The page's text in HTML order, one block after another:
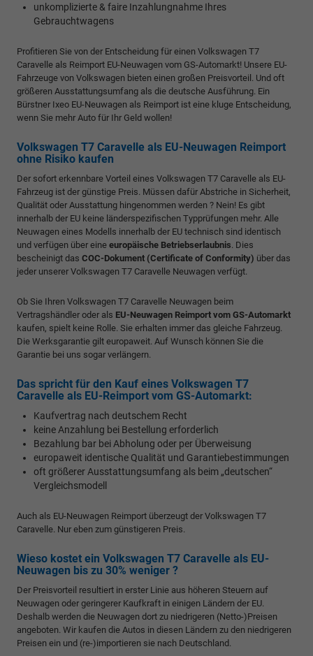
unkomplizierte & faire Inzahlungnahme Ihres
Gebrauchtwagens
Profitieren Sie von der Entscheidung für einen Volkswagen T7
Caravelle als Reimport EU-Neuwagen vom GS-Automarkt! Unsere EU-
Fahrzeuge von Volkswagen bieten einen großen Preisvorteil. Und oft
größeren Ausstattungsumfang als die deutsche Ausführung. Ein
Bürstner Ixeo EU-Neuwagen als Reimport ist eine kluge Entscheidung,
wenn Sie mehr Auto für Ihr Geld wollen!
Volkswagen T7 Caravelle als EU-Neuwagen Reimport
ohne Risiko kaufen
Der sofort erkennbare Vorteil eines Volkswagen T7 Caravelle als EU-
Fahrzeug ist der günstige Preis. Müssen dafür Abstriche in Sicherheit,
Qualität oder Ausstattung hingenommen werden ? Nein! Es gibt
innerhalb der EU keine länderspezifischen Typprüfungen mehr. Alle
Neuwagen eines Modells innerhalb der EU technisch sind identisch
und verfügen über eine europäische Betriebserlaubnis. Dies
bescheinigt das COC-Dokument (Certificate of Conformity) über das
jeder unserer Volkswagen T7 Caravelle Neuwagen verfügt.
Ob Sie Ihren Volkswagen T7 Caravelle Neuwagen beim
Vertragshändler oder als EU-Neuwagen Reimport vom GS-Automarkt
kaufen, spielt keine Rolle. Sie erhalten immer das gleiche Fahrzeug.
Die Werksgarantie gilt europaweit. Auf Wunsch können Sie die
Garantie bei uns sogar verlängern.
Das spricht für den Kauf eines Volkswagen T7
Caravelle als EU-Reimport vom GS-Automarkt:
Kaufvertrag nach deutschem Recht
keine Anzahlung bei Bestellung erforderlich
Bezahlung bar bei Abholung oder per Überweisung
europaweit identische Qualität und Garantiebestimmungen
oft größerer Ausstattungsumfang als beim „deutschen“
Vergleichsmodell
Auch als EU-Neuwagen Reimport überzeugt der Volkswagen T7
Caravelle. Nur eben zum günstigeren Preis.
Wieso kostet ein Volkswagen T7 Caravelle als EU-
Neuwagen bis zu 30% weniger ?
Der Preisvorteil resultiert in erster Linie aus höheren Steuern auf
Neuwagen oder geringerer Kaufkraft in einigen Ländern der EU.
Deshalb werden die Neuwagen dort zu niedrigeren (Netto-)Preisen
angeboten. Wir kaufen die Autos in diesen Ländern zu den niedrigeren
Preisen ein und (re-)importieren sie nach Deutschland.